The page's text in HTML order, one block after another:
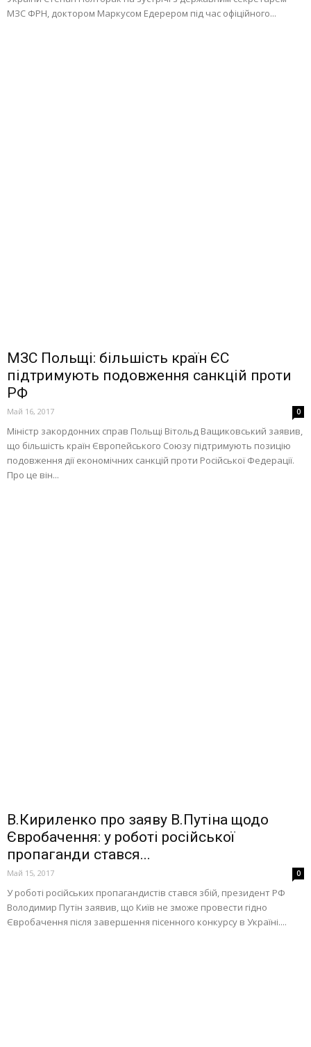
МЗС ФРН, доктором Маркусом Едерером під час офіційного...
МЗС Польщі: більшість країн ЄС
підтримують подовження санкцій проти
РФ
Май 16, 2017 0
Міністр закордонних справ Польщі Вітольд Ващиковський заявив,
що більшість країн Європейського Союзу підтримують позицію
подовження дії економічних санкцій проти Російської Федерації.
Про це він...
В.Кириленко про заяву В.Путіна щодо
Євробачення: у роботі російської
пропаганди стався...
Май 15, 2017 0
У роботі російських пропагандистів стався збій, президент РФ
Володимир Путін заявив, що Київ не зможе провести гідно
Євробачення після завершення пісенного конкурсу в Україні....